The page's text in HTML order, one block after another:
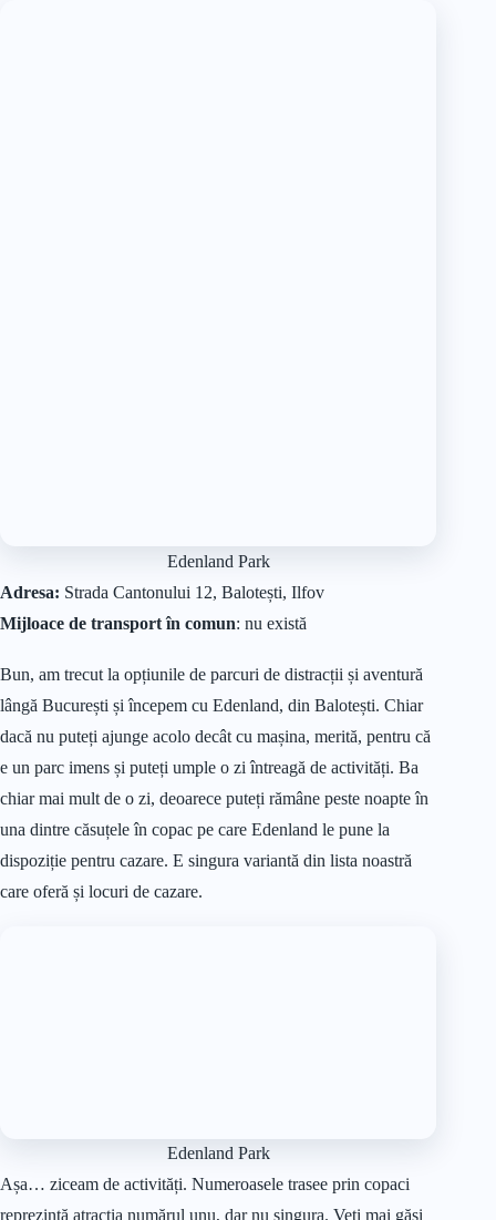
Edenland Park
Adresa: Strada Cantonului 12, Balotești, Ilfov
Mijloace de transport în comun: nu există
Bun, am trecut la opțiunile de parcuri de distracții și aventură
lângă București și începem cu Edenland, din Balotești. Chiar
dacă nu puteți ajunge acolo decât cu mașina, merită, pentru că
e un parc imens și puteți umple o zi întreagă de activități. Ba
chiar mai mult de o zi, deoarece puteți rămâne peste noapte în
una dintre căsuțele în copac pe care Edenland le pune la
dispoziție pentru cazare. E singura variantă din lista noastră
care oferă și locuri de cazare.
Edenland Park
Așa… ziceam de activități. Numeroasele trasee prin copaci
reprezintă atracția numărul unu, dar nu singura. Veți mai găsi